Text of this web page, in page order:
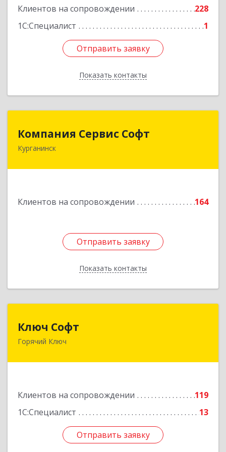
Клиентов на сопровождении
228
1С:Специалист
1
Отправить заявку
Показать контакты
Отправить заявку
Назад
Компания Сервис Софт
Курганинск
Клиентов на сопровождении 164
Отправить заявку
Показать контакты
Компания Сервис Софт
352430, Краснодарский край, Курганинск г,
Отправить заявку
Назад
Ключ Софт
Горячий Ключ
Клиентов на сопровождении
119
1С:Специалист
13
Отправить заявку
353287, Краснодарский край, Горячий Ключ г,
Отправить заявку